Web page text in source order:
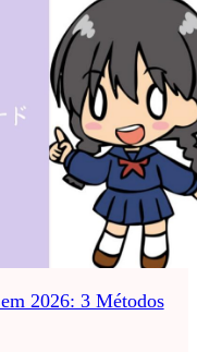
2026: 3 Métodos